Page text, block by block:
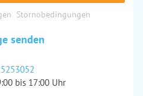
Stornobedingungen
senden
bis 17:00 Uhr